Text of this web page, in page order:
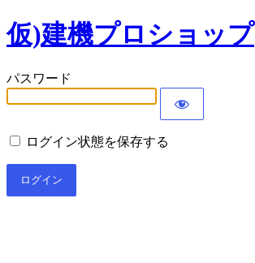
仮)建機プロショップ
パスワード
ログイン状態を保存する